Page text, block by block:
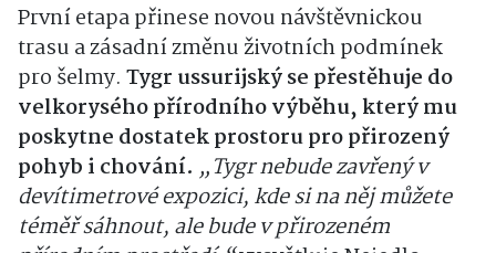
První etapa přinese novou návštěvnickou
trasu a zásadní změnu životních podmínek
pro šelmy. Tygr ussurijský se přestěhuje do
velkorysého přírodního výběhu, který mu
poskytne dostatek prostoru pro přirozený
pohyb i chování. „Tygr nebude zavřený v
devítimetrové expozici, kde si na něj můžete
téměř sáhnout, ale bude v přirozeném